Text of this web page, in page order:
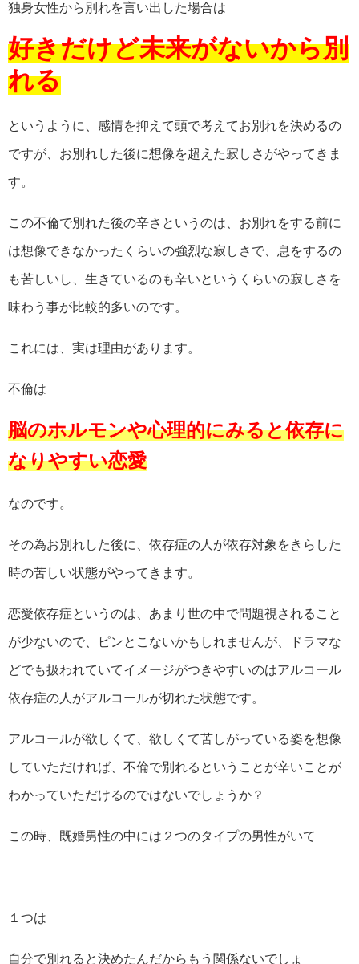
独身女性から別れを言い出した場合は
好きだけど未来がないから別
れる
というように、感情を抑えて頭で考えてお別れを決めるの
ですが、お別れした後に想像を超えた寂しさがやってきま
す。
この不倫で別れた後の辛さというのは、お別れをする前に
は想像できなかったくらいの強烈な寂しさで、息をするの
も苦しいし、生きているのも辛いというくらいの寂しさを
味わう事が比較的多いのです。
これには、実は理由があります。
不倫は
脳のホルモンや心理的にみると依存に
なりやすい恋愛
なのです。
その為お別れした後に、依存症の人が依存対象をきらした
時の苦しい状態がやってきます。
恋愛依存症というのは、あまり世の中で問題視されること
が少ないので、ピンとこないかもしれませんが、ドラマな
どでも扱われていてイメージがつきやすいのはアルコール
依存症の人がアルコールが切れた状態です。
アルコールが欲しくて、欲しくて苦しがっている姿を想像
していただければ、不倫で別れるということが辛いことが
わかっていただけるのではないでしょうか？
この時、既婚男性の中には２つのタイプの男性がいて
１つは
自分で別れると決めたんだからもう関係ないでしょ